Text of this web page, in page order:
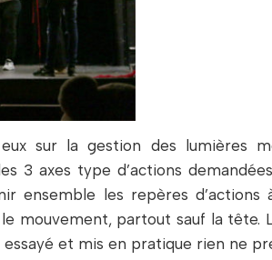
sur la gestion des lumières
3 axes type d’actions
ensemble les repères
le mouvement, partout sauf la
essayé et mis en pratique rien ne